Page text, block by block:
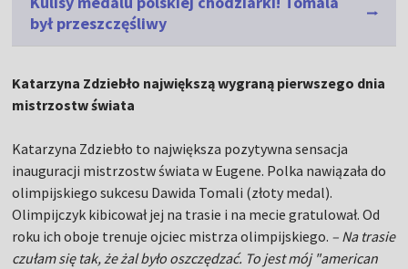
był przeszczęśliwy
Katarzyna Zdziebło największą wygraną pierwszego dnia
mistrzostw świata
Katarzyna Zdziebło to największa pozytywna sensacja
inauguracji mistrzostw świata w Eugene. Polka nawiązała do
olimpijskiego sukcesu Dawida Tomali (złoty medal).
Olimpijczyk kibicował jej na trasie i na mecie gratulował. Od
roku ich oboje trenuje ojciec mistrza olimpijskiego. – Na trasie
czułam się tak, że żal było oszczędzać. To jest mój "american